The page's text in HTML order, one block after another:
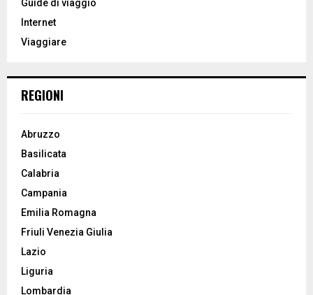
:
Guide di viaggio
Internet
Viaggiare
REGIONI
Abruzzo
Basilicata
Calabria
Campania
Emilia Romagna
Friuli Venezia Giulia
Lazio
Liguria
Lombardia